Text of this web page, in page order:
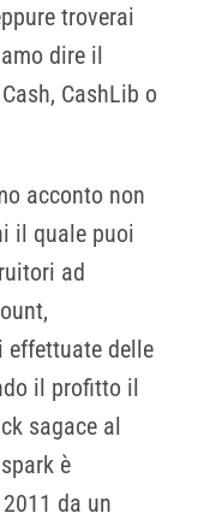
troverai
dire il
CashLib o
acconto non
il quale puoi
ad
effettuate delle
il profitto il
sagace al
è
da un